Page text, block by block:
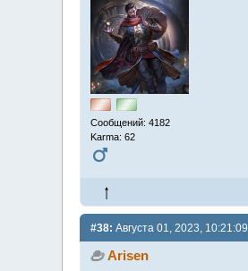
Сообщений: 4182
Karma: 62
#38: Августа 01, 2023, 10:21:09
Arisen